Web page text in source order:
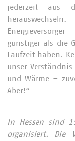
jederzeit aus
günstiger als die
Laufzeit haben.
unser Verständnis
und Wärme –
Aber!“
In Hessen sind
organisiert. Die